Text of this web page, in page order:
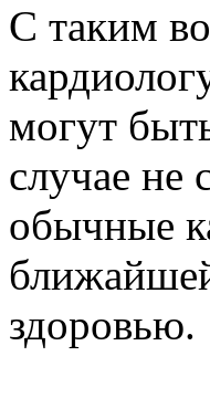
С таким
могут
случае не
обычные
здоровью.